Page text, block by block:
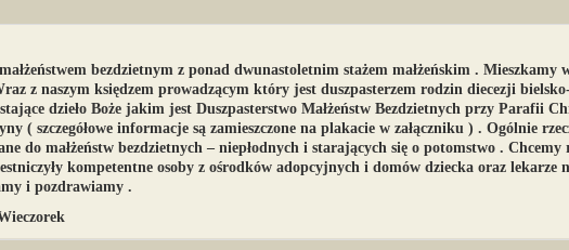
bezdzietnym z ponad dwunastoletnim stażem małżeńskim . Mieszkamy
z naszym księdzem prowadzącym który jest duszpasterzem rodzin diecezji
dzieło Boże jakim jest Duszpasterstwo Małżeństw Bezdzietnych przy Parafii
( szczegółowe informacje są zamieszczone na plakacie w załączniku ) . Ogólnie
do małżeństw bezdzietnych – niepłodnych i starających się o potomstwo . Chcemy
kompetentne osoby z ośrodków adopcyjnych i domów dziecka oraz lekarze
i pozdrawiamy .